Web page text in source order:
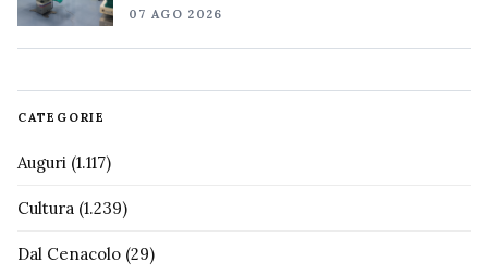
07 AGO 2026
CATEGORIE
Auguri (1.117)
Cultura (1.239)
Dal Cenacolo (29)